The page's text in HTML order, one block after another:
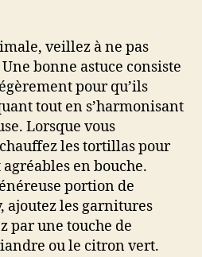
veillez à ne pas
bonne astuce consiste
pour qu’ils
tout en s’harmonisant
Lorsque vous
les tortillas pour
en bouche.
portion de
ajoutez les garnitures
par une touche de
ou le citron vert.